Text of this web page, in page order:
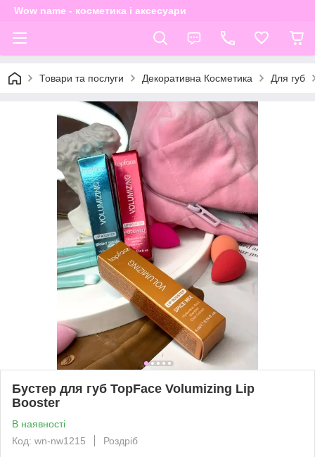
Wow name - косметика і аксесуари
Товари та послуги Декоративна Косметика Для губ
Бустер для губ TopFace Volumizing Lip
Booster
В наявності
Код: wn-nw1215
Роздріб